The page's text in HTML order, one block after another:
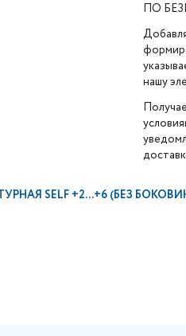
ПО
нашу
SELF +2...+6 (БЕЗ